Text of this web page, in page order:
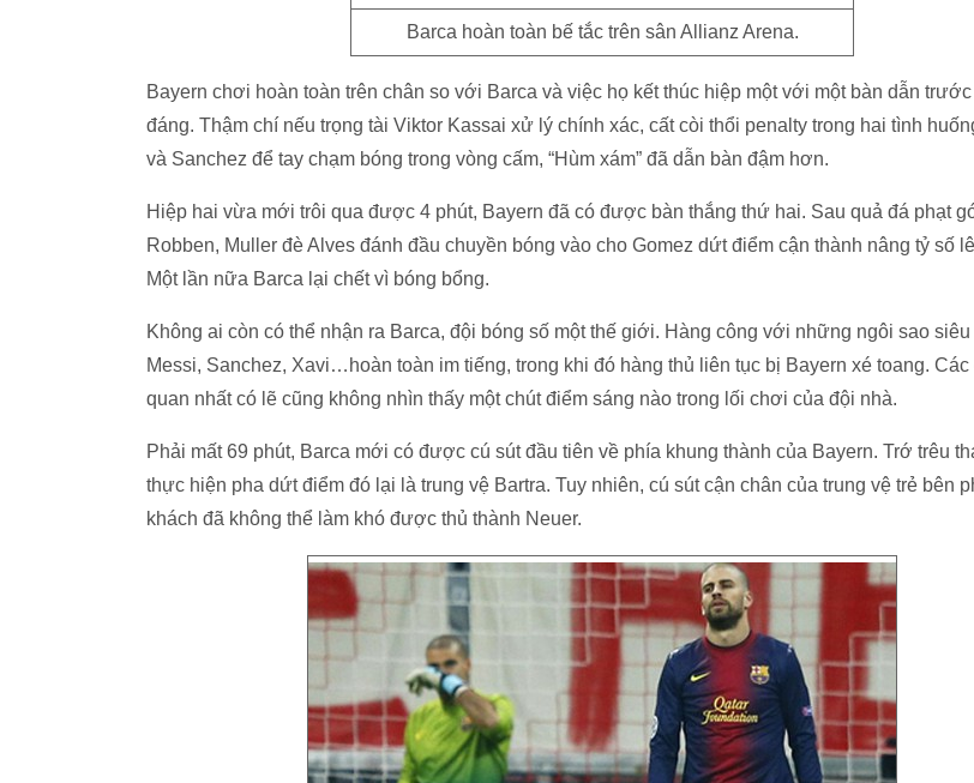
Barca hoàn toàn bế tắc trên sân Allianz Arena.
Bayern chơi hoàn toàn trên chân so với Barca và việc họ kết thúc hiệp một với một bàn dẫn
đáng. Thậm chí nếu trọng tài Viktor Kassai xử lý chính xác, cất còi thổi penalty trong hai tình
và Sanchez để tay chạm bóng trong vòng cấm, “Hùm xám” đã dẫn bàn đậm hơn.
Hiệp hai vừa mới trôi qua được 4 phút, Bayern đã có được bàn thắng thứ hai. Sau quả đá phạt
Robben, Muller đè Alves đánh đầu chuyền bóng vào cho Gomez dứt điểm cận thành nâng tỷ số
Một lần nữa Barca lại chết vì bóng bổng.
Không ai còn có thể nhận ra Barca, đội bóng số một thế giới. Hàng công với những ngôi sao
Messi, Sanchez, Xavi…hoàn toàn im tiếng, trong khi đó hàng thủ liên tục bị Bayern xé toang.
quan nhất có lẽ cũng không nhìn thấy một chút điểm sáng nào trong lối chơi của đội nhà.
Phải mất 69 phút, Barca mới có được cú sút đầu tiên về phía khung thành của Bayern. Trớ trêu
thực hiện pha dứt điểm đó lại là trung vệ Bartra. Tuy nhiên, cú sút cận chân của trung vệ trẻ bên
khách đã không thể làm khó được thủ thành Neuer.